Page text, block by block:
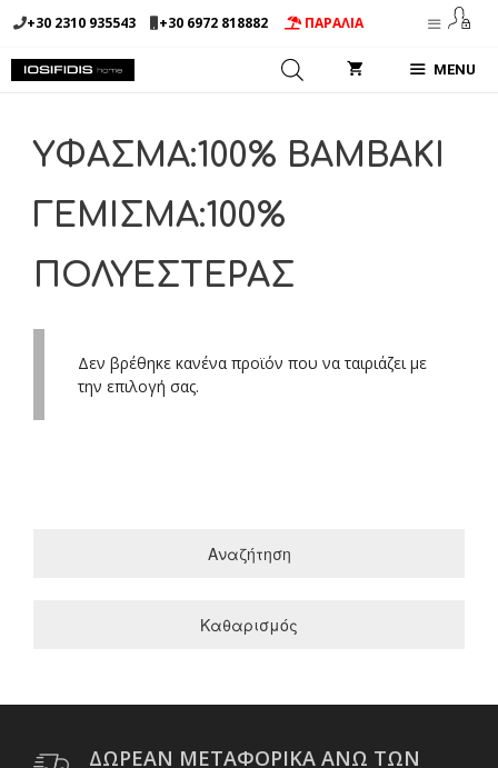
Μετάβαση
σε
περιεχόμενο
+30 2310 935543 +30 6972 818882 ΠΑΡΑΛΙΑ
MENU
ΥΦΑΣΜΑ:100% BAMBAKI
ΓΕΜΙΣΜΑ:100%
ΠΟΛΥΕΣΤΕΡΑΣ
Δεν βρέθηκε κανένα προϊόν που να ταιριάζει με
την επιλογή σας.
Αναζήτηση
Καθαρισμός
ΔΩΡΕΑΝ ΜΕΤΑΦΟΡΙΚΑ ΑΝΩ ΤΩΝ